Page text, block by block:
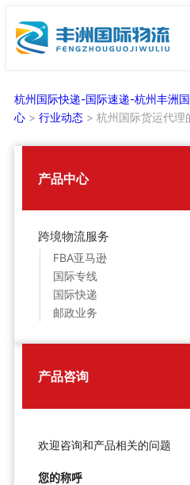
至
杭州国际快递-国际速递-杭州丰洲
心 > 行业动态 > 杭州国际货运代理
产品中心
跨境物流服务
FBA亚马逊
国际专线
国际快递
邮政业务
产品咨询
欢迎咨询和产品相关的问题
您的称呼